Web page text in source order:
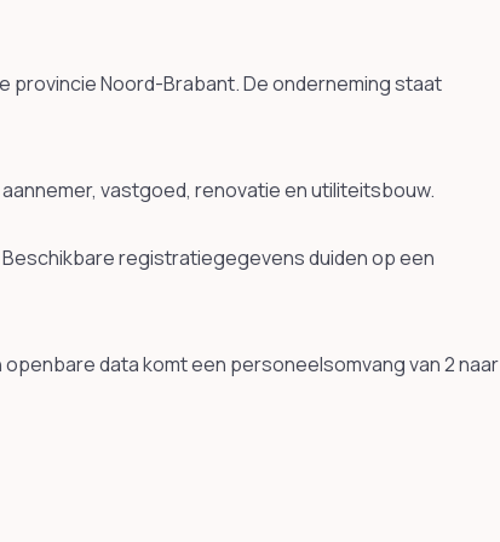
provincie Noord-Brabant. De onderneming staat
vastgoed, renovatie en utiliteitsbouw.
Beschikbare registratiegegevens duiden op een
data komt een personeelsomvang van 2 naar